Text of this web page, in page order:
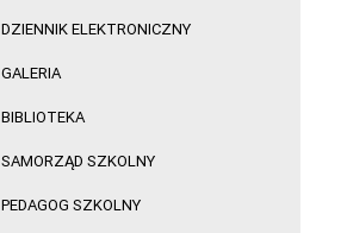
DZIENNIK ELEKTRONICZNY
GALERIA
BIBLIOTEKA
SAMORZĄD SZKOLNY
PEDAGOG SZKOLNY